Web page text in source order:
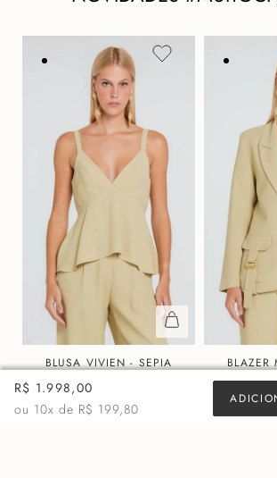
BLUSA VIVIEN - SEPIA
R$
ou 10x deR$ 87,80
BLAZER
R$
ou
R$ 1.998,00
ou 10x de R$ 199,80